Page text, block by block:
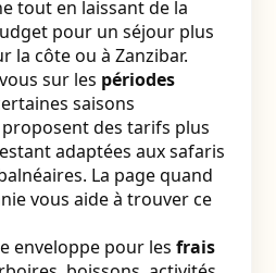
tout en laissant de la
pour un séjour plus
la côte ou à Zanzibar.
sur les périodes
saisons
des tarifs plus
adaptées aux safaris
La page quand
vous aide à trouver ce
enveloppe pour les frais